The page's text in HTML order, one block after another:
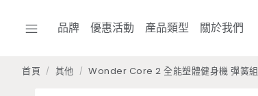
品牌 優惠活動 產品類型 關於我們
首頁 其他 Wonder Core 2 全能塑體健身機 彈簧組